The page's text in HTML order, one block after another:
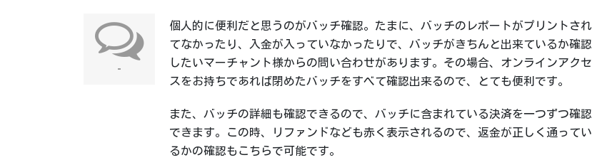
-
個人的に便利だと思うのがバッチ確認。たまに、バッチのレポートがプリントされ
てなかったり、入金が入っていなかったりで、バッチがきちんと出来ているか確認
したいマーチャント様からの問い合わせがあります。その場合、オンラインアクセ
スをお持ちであれば閉めたバッチをすべて確認出来るので、とても便利です。
また、バッチの詳細も確認できるので、バッチに含まれている決済を一つずつ確認
できます。この時、リファンドなども赤く表示されるので、返金が正しく通ってい
るかの確認もこちらで可能です。